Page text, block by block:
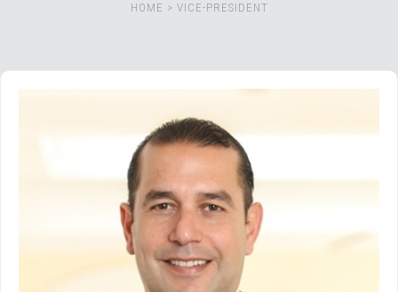
HOME > VICE-PRESIDENT